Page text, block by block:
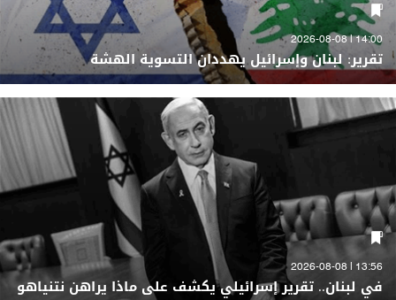
14:00 | 2026-08-08
تقرير: لبنان وإسرائيل يهددان التسوية الهشة
13:56 | 2026-08-08
في لبنان.. تقرير إسرائيلي يكشف على ماذا يراهن نتنياهو